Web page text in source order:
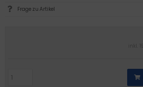
inkl.
Frage zu Artikel